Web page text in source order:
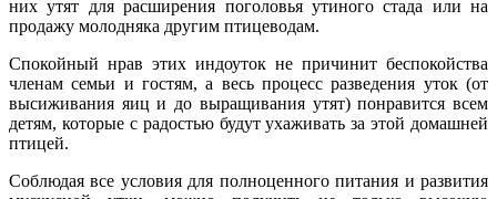
них утят для расширения поголовья утиного стада или на
продажу молодняка другим птицеводам.
Спокойный нрав этих индоуток не причинит беспокойства
членам семьи и гостям, а весь процесс разведения уток (от
высиживания яиц и до выращивания утят) понравится всем
детям, которые с радостью будут ухаживать за этой домашней
птицей.
Соблюдая все условия для полноценного питания и развития